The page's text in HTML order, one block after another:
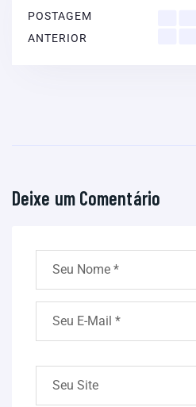
POSTAGEM
ANTERIOR
Deixe um Comentário